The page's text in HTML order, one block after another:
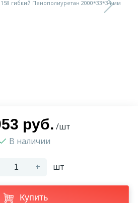
руб. /шт
В наличии
+ шт
Купить